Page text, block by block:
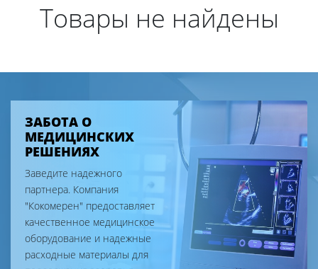
Товары не найдены
ЗАБОТА О
МЕДИЦИНСКИХ
РЕШЕНИЯХ
Заведите надежного
партнера. Компания
"Кокомерен" предоставляет
качественное медицинское
оборудование и надежные
расходные материалы для